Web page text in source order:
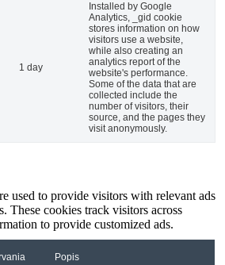
1 day
Installed by Google
Analytics, _gid cookie
stores information on how
visitors use a website,
while also creating an
analytics report of the
website's performance.
Some of the data that are
collected include the
number of visitors, their
source, and the pages they
visit anonymously.
used to provide visitors with relevant ads
These cookies track visitors across
to provide customized ads.
Popis